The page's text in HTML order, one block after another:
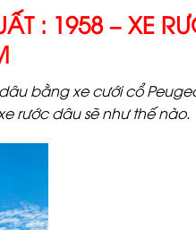
: 1958 – XE
bằng xe cưới cổ
rước dâu sẽ như thế nào.